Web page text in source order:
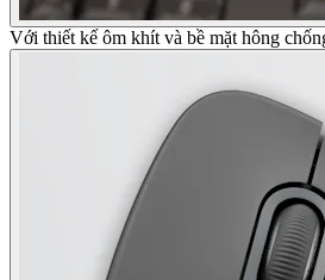
Với thiết kế ôm khít và bề mặt hông